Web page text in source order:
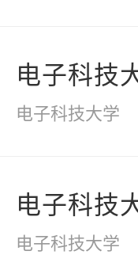
电子科技
电子科技大学
电子科技
电子科技大学